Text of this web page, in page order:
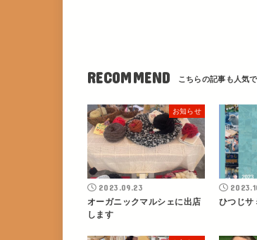
RECOMMEND
お知らせ
2023.09.23
オーガニックマルシェに出店
します
ひつじサ